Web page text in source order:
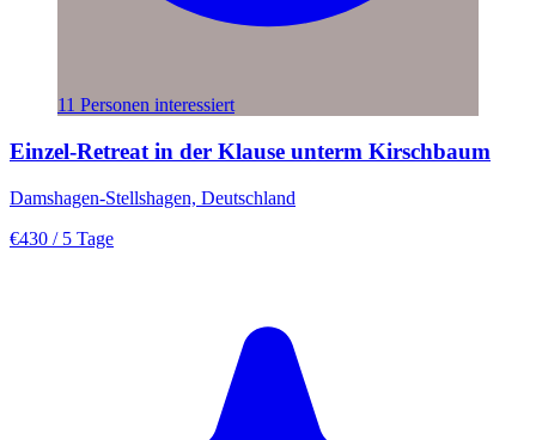
11 Personen interessiert
Einzel-Retreat in der Klause unterm Kirschbaum
Damshagen-Stellshagen, Deutschland
€430 / 5 Tage